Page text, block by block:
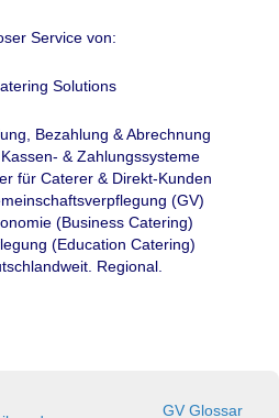
Service von:
Solutions
Bezahlung & Abrechnung
& Zahlungssysteme
für Caterer & Direkt-Kunden
(GV)
(Business Catering)
(Education Catering)
Regional.
GV Glossar